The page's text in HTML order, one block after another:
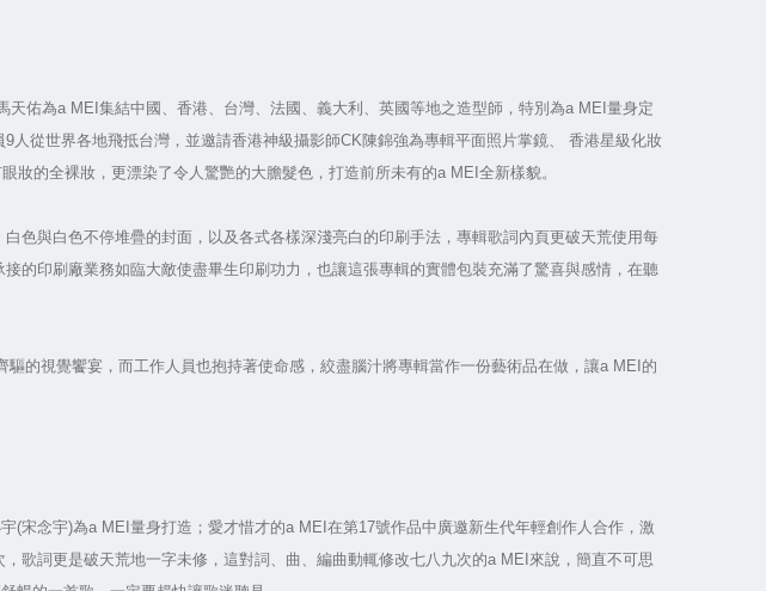
佑為a MEI集結中國、香港、台灣、法國、義大利、英國等地之造型師，特別為a MEI量身定
從世界各地飛抵台灣，並邀請香港神級攝影師CK陳錦強為專輯平面照片掌鏡、 香港星級化妝
妝的全裸妝，更漂染了令人驚艷的大膽髮色，打造前所未有的a MEI全新樣貌。
色與白色不停堆疊的封面，以及各式各樣深淺亮白的印刷手法，專輯歌詞內頁更破天荒使用每
的印刷廠業務如臨大敵使盡畢生印刷功力，也讓這張專輯的實體包裝充滿了驚喜與感情，在聽
的視覺饗宴，而工作人員也抱持著使命感，絞盡腦汁將專輯當作一份藝術品在做，讓a MEI的
宋念宇)為a MEI量身打造；愛才惜才的a MEI在第17號作品中廣邀新生代年輕創作人合作，激
歌詞更是破天荒地一字未修，這對詞、曲、編曲動輒修改七八九次的a MEI來說，簡直不可思